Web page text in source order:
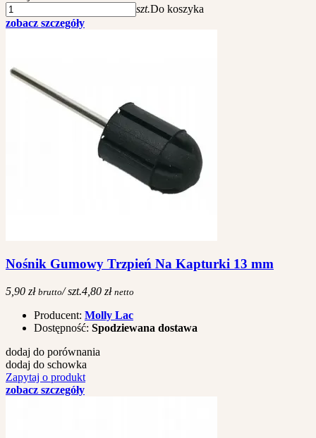
szt.Do koszyka
zobacz szczegóły
Nośnik Gumowy Trzpień Na Kapturki 13 mm
5,90 zł brutto/ szt.4,80 zł netto
Producent: Molly Lac
Dostępność: Spodziewana dostawa
dodaj do porównania
dodaj do schowka
Zapytaj o produkt
zobacz szczegóły